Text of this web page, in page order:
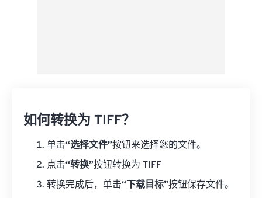
如何转换为 TIFF？
单击“选择文件”按钮来选择您的文件。
点击“转换”按钮转换为 TIFF
转换完成后，单击“下载目标”按钮保存文件。